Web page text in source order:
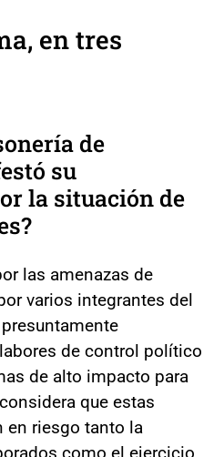
en tres
de
su
la situación de
las amenazas de
varios integrantes del
de control político
de alto impacto para
que estas
riesgo tanto la
como el ejercicio